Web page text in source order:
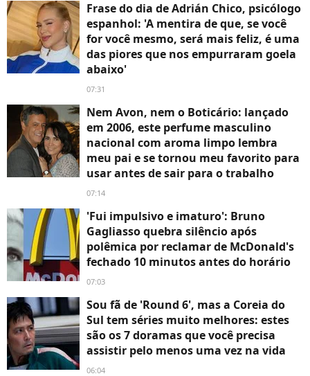
Frase do dia de Adrián Chico, psicólogo
espanhol: 'A mentira de que, se você
for você mesmo, será mais feliz, é uma
das piores que nos empurraram goela
abaixo'
07:31
Nem Avon, nem o Boticário: lançado
em 2006, este perfume masculino
nacional com aroma limpo lembra
meu pai e se tornou meu favorito para
usar antes de sair para o trabalho
07:14
'Fui impulsivo e imaturo': Bruno
Gagliasso quebra silêncio após
polêmica por reclamar de McDonald's
fechado 10 minutos antes do horário
07:03
Sou fã de 'Round 6', mas a Coreia do
Sul tem séries muito melhores: estes
são os 7 doramas que você precisa
assistir pelo menos uma vez na vida
06:04